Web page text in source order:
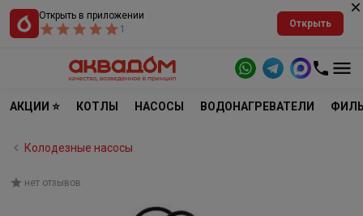
Открыть в приложении
1
Открыть
АКЦИИ ⭐ КОТЛЫ НАСОСЫ ВОДОНАГРЕВАТЕЛИ
Колодезные насосы
нет отзывов